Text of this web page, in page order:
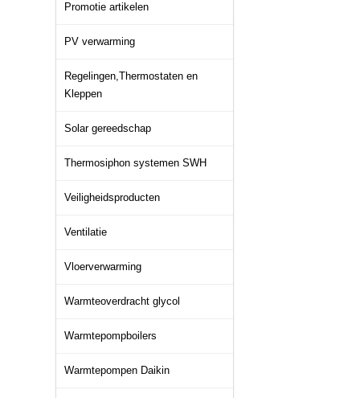
Promotie artikelen
PV verwarming
Regelingen,Thermostaten en
Kleppen
Solar gereedschap
Thermosiphon systemen SWH
Veiligheidsproducten
Ventilatie
Vloerverwarming
Warmteoverdracht glycol
Warmtepompboilers
Warmtepompen Daikin